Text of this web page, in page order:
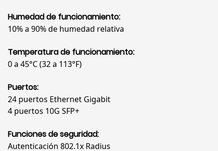
Humedad de funcionamiento:
10% a 90% de humedad relativa
Temperatura de funcionamiento:
0 a 45°C (32 a 113°F)
Puertos:
24 puertos Ethernet Gigabit
4 puertos 10G SFP+
Funciones de seguridad:
Autenticación 802.1x Radius